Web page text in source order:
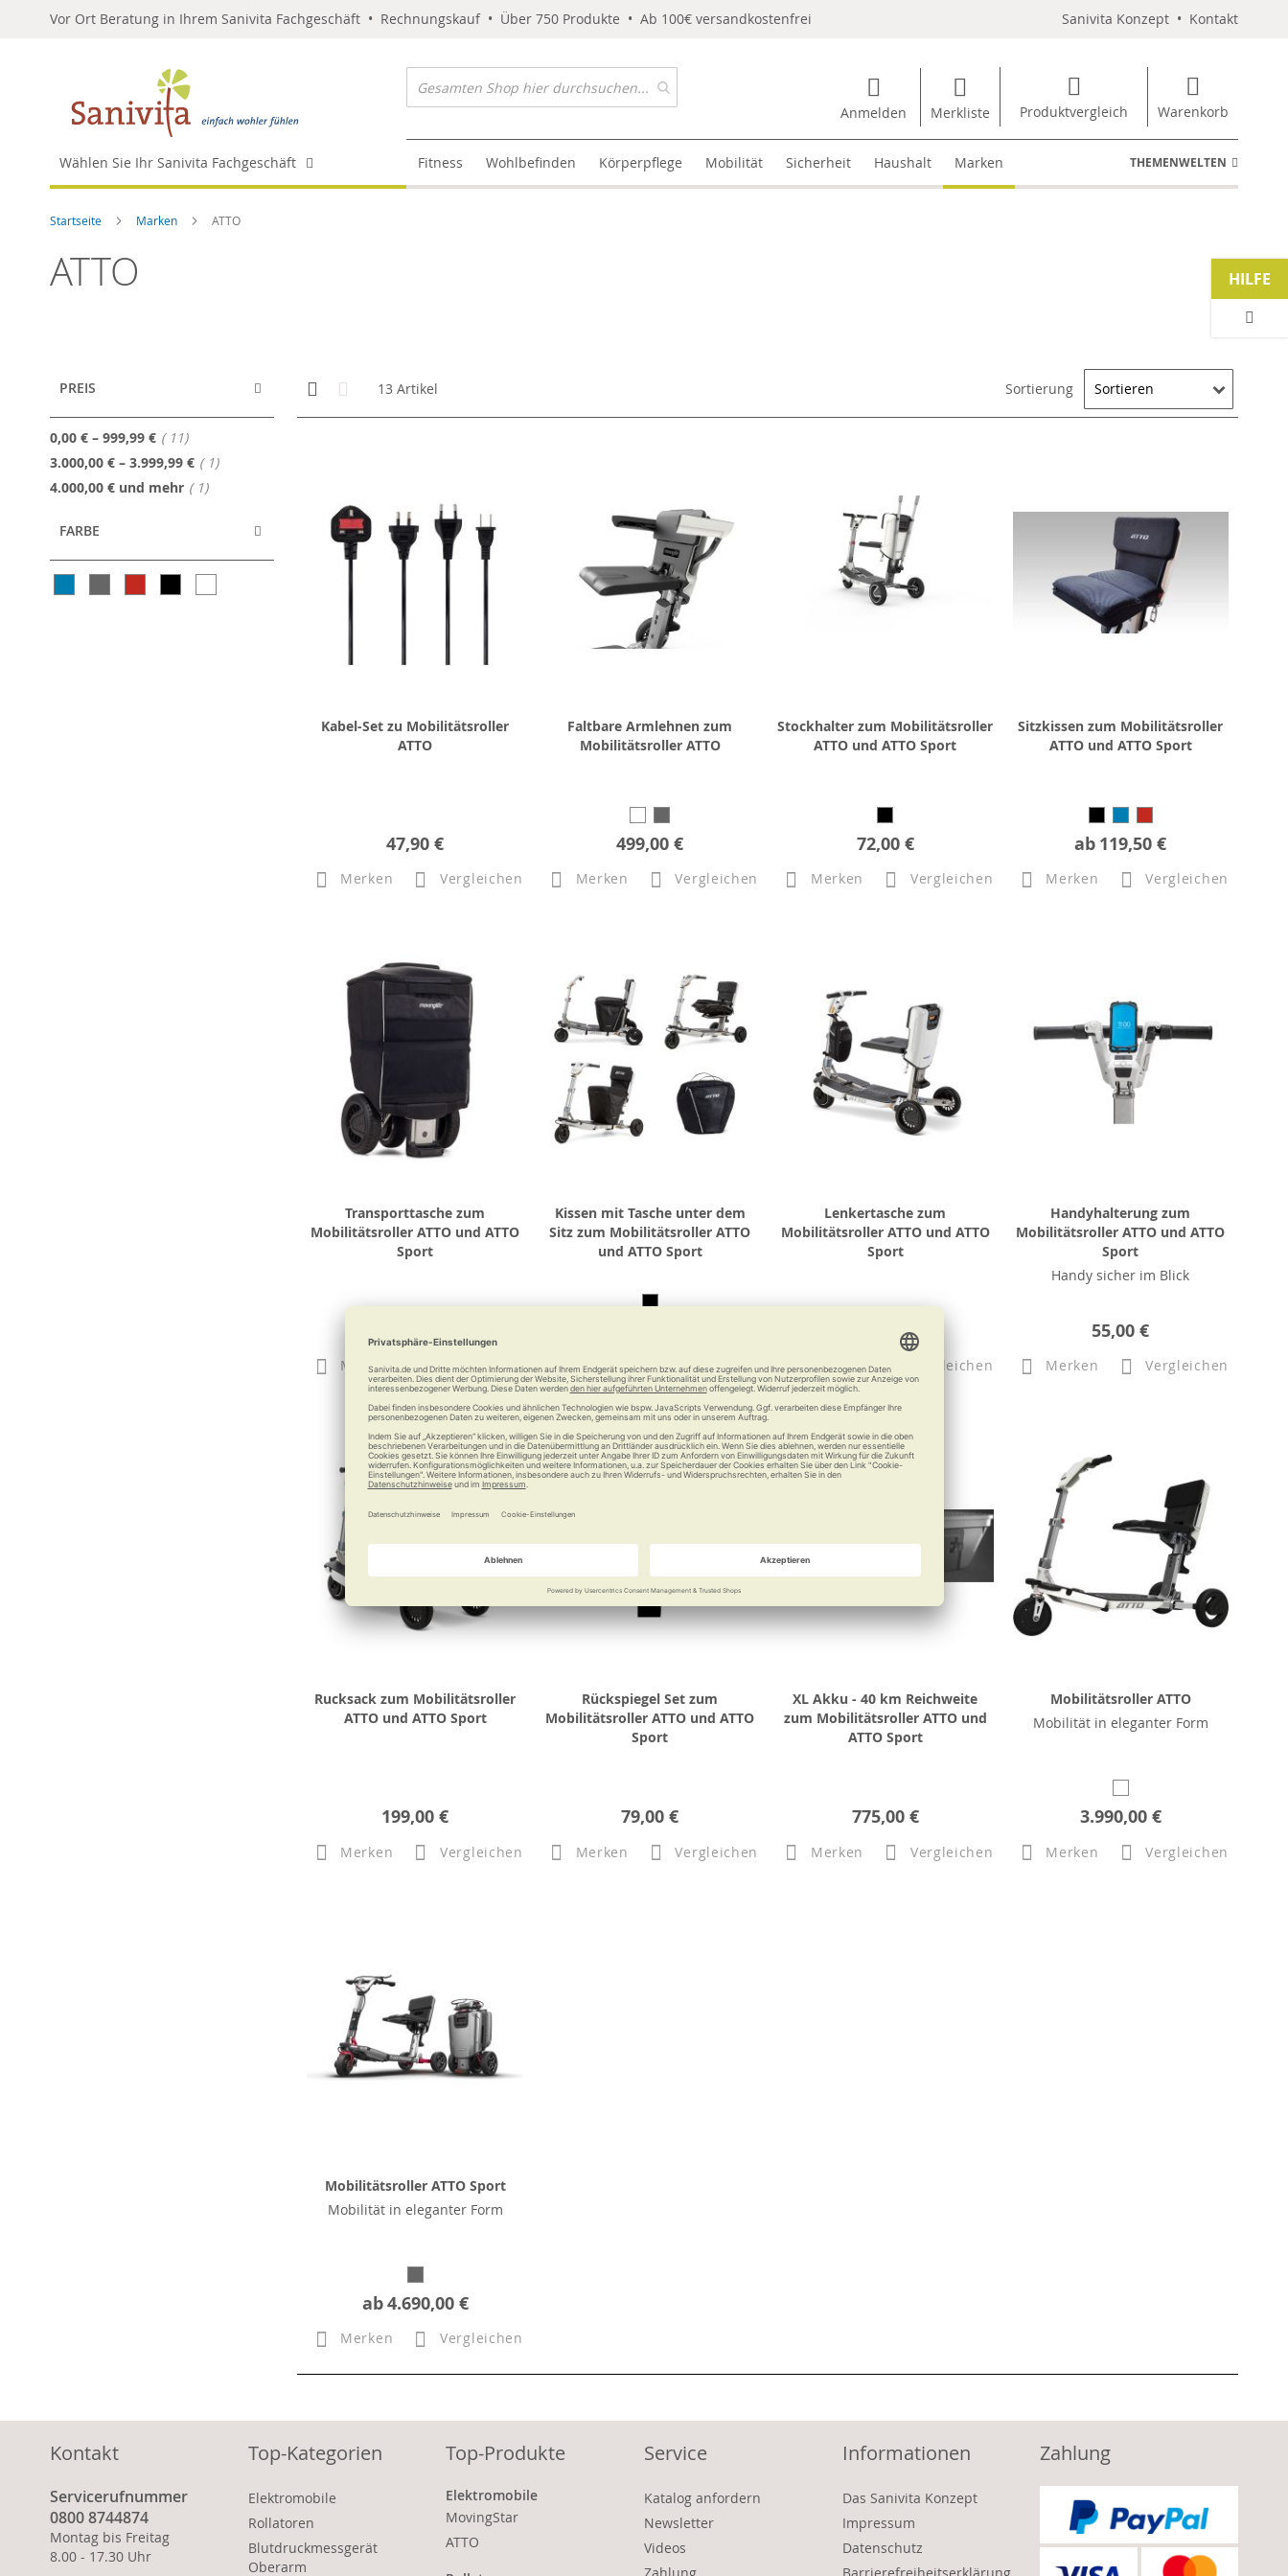
Vor Ort Beratung in Ihrem Sanivita Fachgeschäft • Rechnungskauf • Über 750 Produkte • Ab 100€ versandkostenfrei Sanivita Konzept • Kontakt
Anmelden Merkliste Produktvergleich Warenkorb
Wählen Sie Ihr Sanivita Fachgeschäft Fitness Wohlbefinden Körperpflege Mobilität Sicherheit Haushalt Marken THEMENWELTEN
Startseite Marken ATTO
ATTO
Anzeigen
als
Kachelansicht
13 Artikel Sortierung
Kabel-Set zu Mobilitätsroller
ATTO
47,90 €
Merken Vergleichen
Faltbare Armlehnen zum
Mobilitätsroller ATTO
499,00 €
Merken Vergleichen
Stockhalter zum Mobilitätsroller
ATTO und ATTO Sport
72,00 €
Merken Vergleichen
Sitzkissen zum Mobilitätsroller
ATTO und ATTO Sport
ab 119,50 €
Merken Vergleichen
Transporttasche zum
Mobilitätsroller ATTO und ATTO
Sport
Merken Vergleichen
Kissen mit Tasche unter dem
Sitz zum Mobilitätsroller ATTO
und ATTO Sport
Merken Vergleichen
Lenkertasche zum
Mobilitätsroller ATTO und ATTO
Sport
132,00 €
Merken Vergleichen
Handyhalterung zum
Mobilitätsroller ATTO und ATTO
Sport
Handy sicher im Blick
55,00 €
Merken Vergleichen
Rucksack zum Mobilitätsroller
ATTO und ATTO Sport
199,00 €
Merken Vergleichen
Rückspiegel Set zum
Mobilitätsroller ATTO und ATTO
Sport
79,00 €
Merken Vergleichen
XL Akku - 40 km Reichweite
zum Mobilitätsroller ATTO und
ATTO Sport
775,00 €
Merken Vergleichen
Mobilitätsroller ATTO
Mobilität in eleganter Form
3.990,00 €
Merken Vergleichen
Mobilitätsroller ATTO Sport
Mobilität in eleganter Form
ab4.690,00 €
Merken Vergleichen
PREIS
0,00 € – 999,99 € 11Artikel
3.000,00 € – 3.999,99 € 1Artikel
4.000,00 € und mehr 1Artikel
FARBE
HILFE
Kontakt
Servicerufnummer
0800 8744874
Montag bis Freitag
8.00 - 17.30 Uhr
Top-Kategorien
Elektromobile
Rollatoren
Blutdruckmessgerät
Oberarm
Top-Produkte
Elektromobile
MovingStar
ATTO
Service
Katalog anfordern
Newsletter
Videos
Informationen
Das Sanivita Konzept
Impressum
Datenschutz
Zahlung